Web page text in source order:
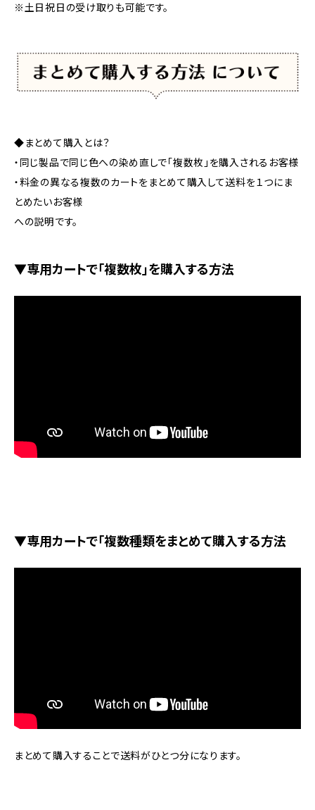
※土日祝日の受け取りも可能です。
◆まとめて購入とは？
・同じ製品で同じ色への染め直しで「複数枚」を購入されるお客様
・料金の異なる複数のカートをまとめて購入して送料を１つにま
とめたいお客様
への説明です。
▼専用カートで「複数枚」を購入する方法
▼専用カートで「複数種類をまとめて購入する方法
まとめて購入することで送料がひとつ分になります。